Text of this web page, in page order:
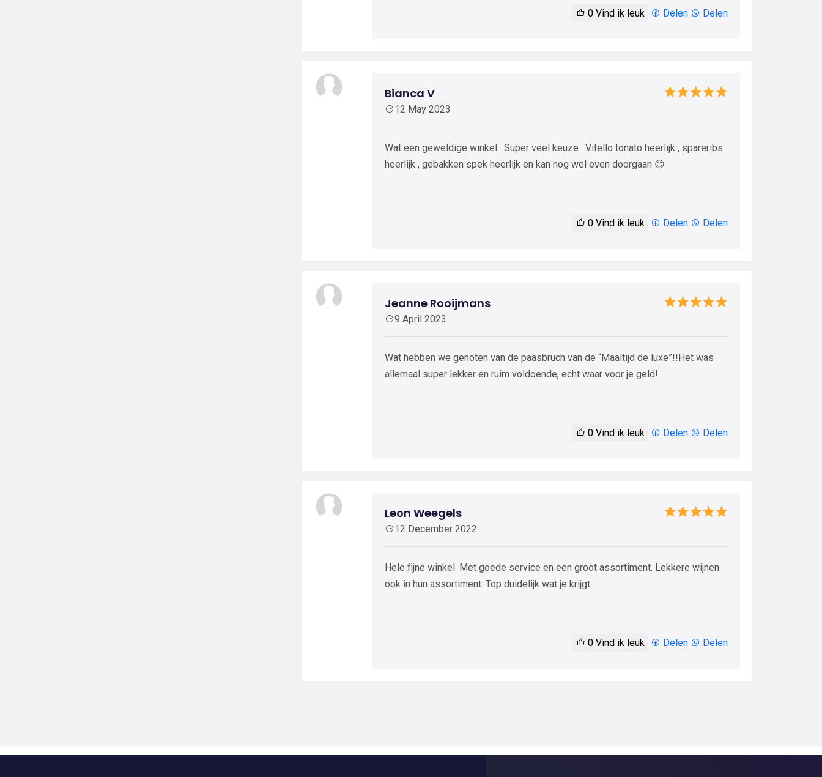
0 Vind ik leuk Delen Delen
Bianca V
12 May 2023
Wat een geweldige winkel . Super veel keuze . Vitello tonato heerlijk , spareribs
heerlijk , gebakken spek heerlijk en kan nog wel even doorgaan 😊
0 Vind ik leuk Delen Delen
Jeanne Rooijmans
9 April 2023
Wat hebben we genoten van de paasbruch van de “Maaltijd de luxe”!!Het was
allemaal super lekker en ruim voldoende, echt waar voor je geld!
0 Vind ik leuk Delen Delen
Leon Weegels
12 December 2022
Hele fijne winkel. Met goede service en een groot assortiment. Lekkere wijnen
ook in hun assortiment. Top duidelijk wat je krijgt.
0 Vind ik leuk Delen Delen